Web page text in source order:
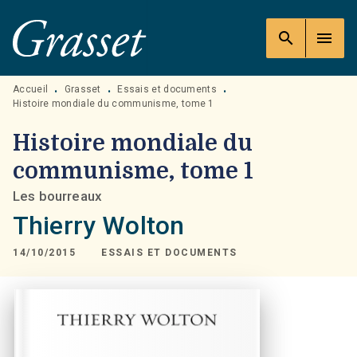
MENU RECHERCHE
PIED DE PAGE
search menu
Accueil • Grasset • Essais et documents
•
Histoire mondiale du communisme, tome 1
Histoire mondiale du
communisme, tome 1
Les bourreaux
Thierry Wolton
14/10/2015 ESSAIS ET DOCUMENTS